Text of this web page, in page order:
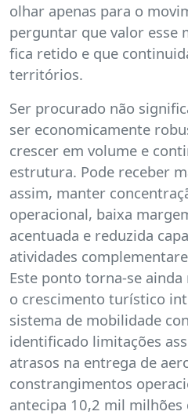
olhar apenas para o
perguntar que valor esse
fica retido e que
territórios.
Ser procurado não
ser economicamente
crescer em volume e
estrutura. Pode receber
assim, manter
operacional, baixa
acentuada e reduzida
atividades
Este ponto torna-se
o crescimento turístico
sistema de mobilidade
identificado limitações
atrasos na entrega de
constrangimentos
antecipa 10,2 mil milhões